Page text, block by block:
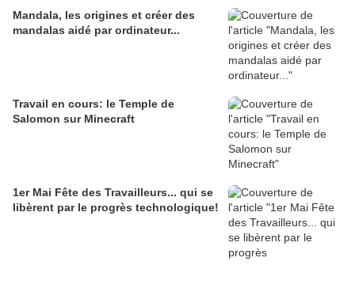
Mandala, les origines et créer des
mandalas aidé par ordinateur...
Travail en cours: le Temple de
Salomon sur Minecraft
1er Mai Fête des Travailleurs... qui se
libèrent par le progrès technologique!